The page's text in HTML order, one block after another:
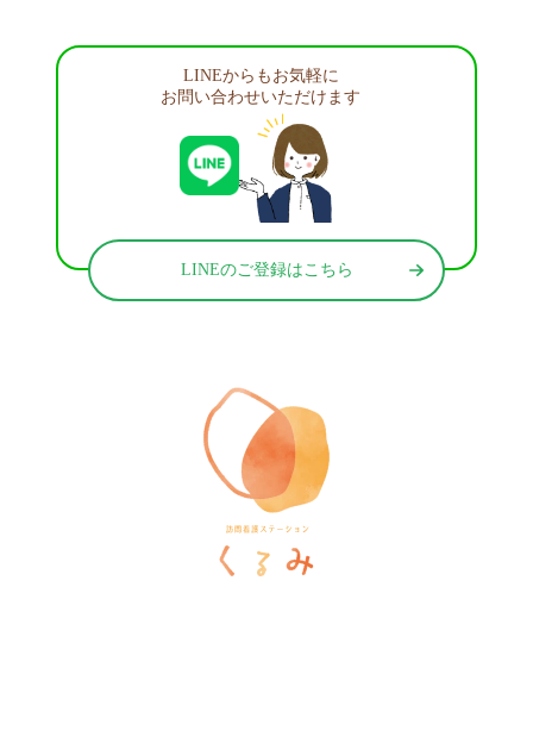
LINEからもお気軽に
お問い合わせいただけます
LINEのご登録はこちら